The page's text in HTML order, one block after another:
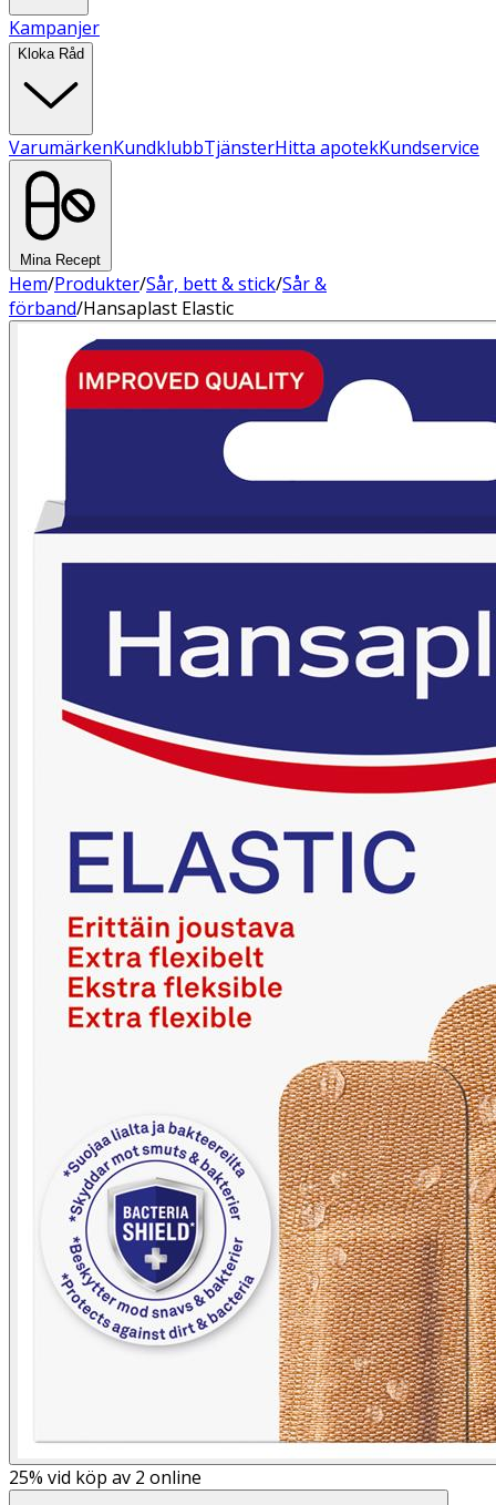
Kampanjer
Kloka Råd
VarumärkenKundklubbTjänsterHitta apotekKundservice
Mina Recept
Hem/Produkter/Sår, bett & stick/Sår &
förband/Hansaplast Elastic
25% vid köp av 2 online